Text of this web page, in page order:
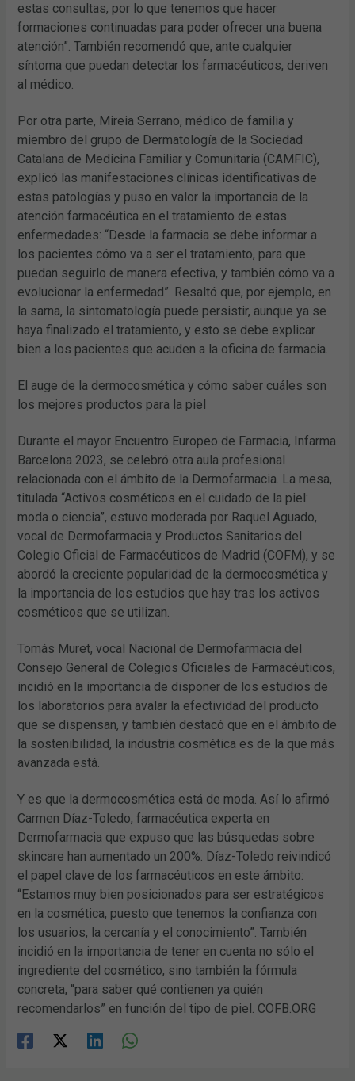
estas consultas, por lo que tenemos que hacer
formaciones continuadas para poder ofrecer una buena
atención”. También recomendó que, ante cualquier
síntoma que puedan detectar los farmacéuticos, deriven
al médico.
Por otra parte, Mireia Serrano, médico de familia y
miembro del grupo de Dermatología de la Sociedad
Catalana de Medicina Familiar y Comunitaria (CAMFIC),
explicó las manifestaciones clínicas identificativas de
estas patologías y puso en valor la importancia de la
atención farmacéutica en el tratamiento de estas
enfermedades: “Desde la farmacia se debe informar a
los pacientes cómo va a ser el tratamiento, para que
puedan seguirlo de manera efectiva, y también cómo va a
evolucionar la enfermedad”. Resaltó que, por ejemplo, en
la sarna, la sintomatología puede persistir, aunque ya se
haya finalizado el tratamiento, y esto se debe explicar
bien a los pacientes que acuden a la oficina de farmacia.
El auge de la dermocosmética y cómo saber cuáles son
los mejores productos para la piel
Durante el mayor Encuentro Europeo de Farmacia, Infarma
Barcelona 2023, se celebró otra aula profesional
relacionada con el ámbito de la Dermofarmacia. La mesa,
titulada “Activos cosméticos en el cuidado de la piel:
moda o ciencia”, estuvo moderada por Raquel Aguado,
vocal de Dermofarmacia y Productos Sanitarios del
Colegio Oficial de Farmacéuticos de Madrid (COFM), y se
abordó la creciente popularidad de la dermocosmética y
la importancia de los estudios que hay tras los activos
cosméticos que se utilizan.
Tomás Muret, vocal Nacional de Dermofarmacia del
Consejo General de Colegios Oficiales de Farmacéuticos,
incidió en la importancia de disponer de los estudios de
los laboratorios para avalar la efectividad del producto
que se dispensan, y también destacó que en el ámbito de
la sostenibilidad, la industria cosmética es de la que más
avanzada está.
Y es que la dermocosmética está de moda. Así lo afirmó
Carmen Díaz-Toledo, farmacéutica experta en
Dermofarmacia que expuso que las búsquedas sobre
skincare han aumentado un 200%. Díaz-Toledo reivindicó
el papel clave de los farmacéuticos en este ámbito:
“Estamos muy bien posicionados para ser estratégicos
en la cosmética, puesto que tenemos la confianza con
los usuarios, la cercanía y el conocimiento”. También
incidió en la importancia de tener en cuenta no sólo el
ingrediente del cosmético, sino también la fórmula
concreta, “para saber qué contienen ya quién
recomendarlos” en función del tipo de piel. COFB.ORG